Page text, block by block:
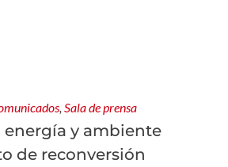
Sala de prensa
energía y ambiente
de reconversión